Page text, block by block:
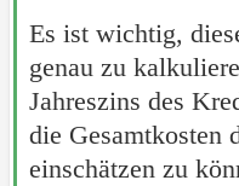
Es ist wichtig,
genau zu
Jahreszins des
die Gesamtkosten
einschätzen zu